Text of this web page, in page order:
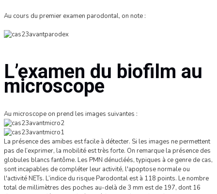
Au cours du premier examen parodontal, on note :
L’examen du biofilm au
microscope
Au microscope on prend les images suivantes :
La présence des amibes est facile à détecter. Si les images ne permettent
pas de l’exprimer, la mobilité est très forte. On remarque la présence des
globules blancs fantôme. Les PMN dénucléés, typiques à ce genre de cas,
sont incapables de compléter leur activité, l'apoptose normale ou
l'activité NETs. L’indice du risque Parodontal est à 118 points. Le nombre
total de millimètres des poches au-delà de 3 mm est de 197, dont 16